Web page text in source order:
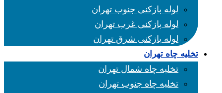
لوله بازکنی جنوب تهران
لوله بازکنی غرب تهران
لوله بازکنی شرق تهران
تخلیه چاه تهران
تخلیه چاه شمال تهران
تخلیه چاه جنوب تهران